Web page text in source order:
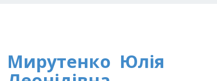
Мирутенко Юлія